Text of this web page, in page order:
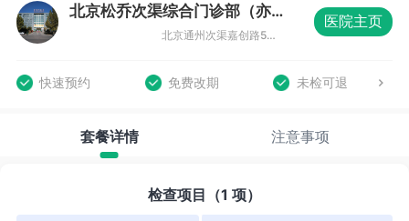
北京松乔次渠综合门诊部（亦庄店）体检中心
北京通州次渠嘉创路5号新华联科技大厦三层（亦庄店）
医院主页
快速预约 免费改期 未检可退
套餐详情 注意事项
检查项目（1 项）